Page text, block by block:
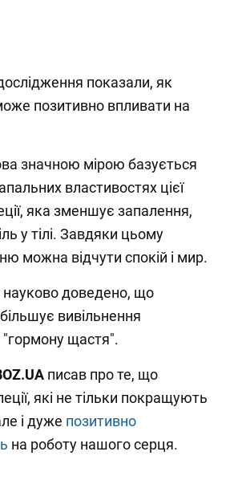
показали, як
позитивно впливати на
значною мірою базується
властивостях цієї
яка зменшує запалення,
у тілі. Завдяки цьому
можна відчути спокій і мир.
науково доведено, що
вивільнення
щастя".
писав про те, що
які не тільки покращують
і дуже позитивно
на роботу нашого серця.